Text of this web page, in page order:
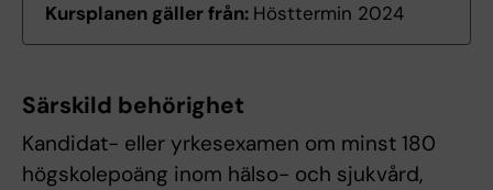
Kursplanen gäller från: Hösttermin 2024
Särskild behörighet
Kandidat- eller yrkesexamen om minst 180
högskolepoäng inom hälso- och sjukvård,